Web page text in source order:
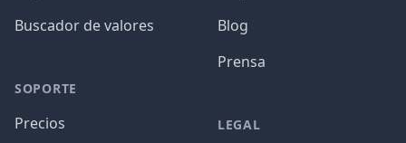
Buscador de valores
SOPORTE
Precios
Blog
Prensa
LEGAL